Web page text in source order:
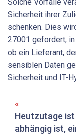
Sicherheit ihrer
schenken. Dies
27001 gefordert,
ob ein Lieferant,
sensiblen Daten
Sicherheit und IT-
Heutzutage
abhängig ist,